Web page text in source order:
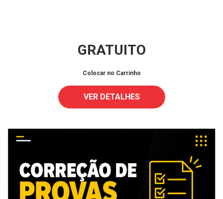
GRATUITO
Colocar no Carrinho
VER DETALHES